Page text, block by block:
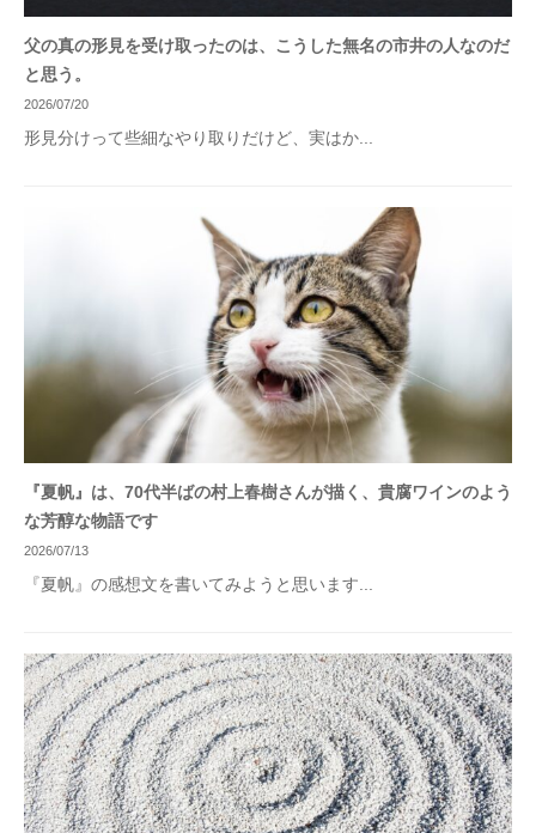
父の真の形見を受け取ったのは、こうした無名の市井の人なのだ
と思う。
2026/07/20
形見分けって些細なやり取りだけど、実はか...
『夏帆』は、70代半ばの村上春樹さんが描く、貴腐ワインのよう
な芳醇な物語です
2026/07/13
『夏帆』の感想文を書いてみようと思います...